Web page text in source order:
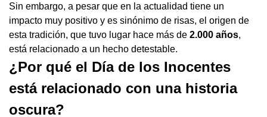
Sin embargo, a pesar que en la actualidad tiene un
impacto muy positivo y es sinónimo de risas, el origen de
esta tradición, que tuvo lugar hace más de 2.000 años,
está relacionado a un hecho detestable.
¿Por qué el Día de los Inocentes
está relacionado con una historia
oscura?